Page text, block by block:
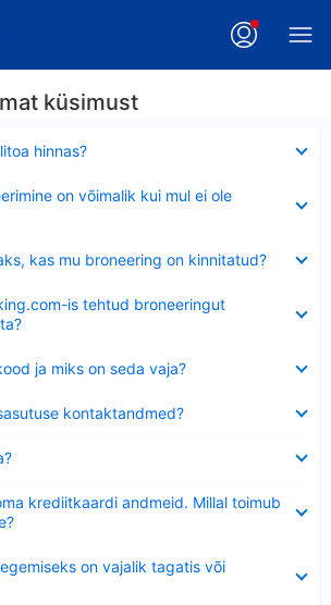
küsimust
hinnas?
on võimalik kui mul ei ole
kas mu broneering on kinnitatud?
is tehtud broneeringut
ja miks on seda vaja?
kontaktandmed?
krediitkaardi andmeid. Millal toimub
on vajalik tagatis või